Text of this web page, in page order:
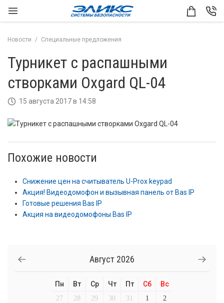
Новости Специальные предложения
Турникет с распашными
створками Oxgard QL-04
15 августа 2017 в 14:58
Похожие новости
Снижение цен на считыватель U-Prox keypad
Акция! Видеодомофон и вызывная панель от Bas IP
Готовые решения Bas IP
Акция на видеодомофоны Bas IP
Август 2026
Пн Вт Ср Чт Пт Сб Вс
27 28 29 30 31 1
2